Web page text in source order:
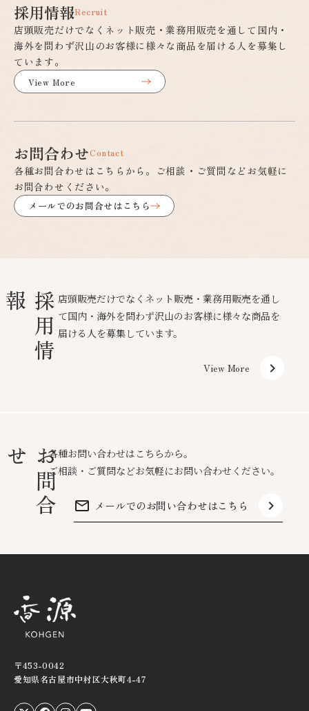
採用情報Recruit
店頭販売だけでなくネット販売・業務用販売を通して国内・
海外を問わず沢山のお客様に様々な商品を届ける人を募集し
ています。
View More
お問合わせContact
各種お問合わせはこちらから。ご相談・ご質問などお気軽に
お問合わせください。
メールでのお問合せはこちら
採
用
情
報
店頭販売だけでなくネット販売・業務用販売を通し
て国内・海外を問わず沢山のお客様に様々な商品を
届ける人を募集しています。
View More keyboard_arrow_right
お
問
合
せ
各種お問い合わせはこちらから。
ご相談・ご質問などお気軽にお問い合わせください。
mail_outline メールでのお問い合わせはこちら keyboard_arrow_right
〒453-0042
愛知県名古屋市中村区大秋町4-47